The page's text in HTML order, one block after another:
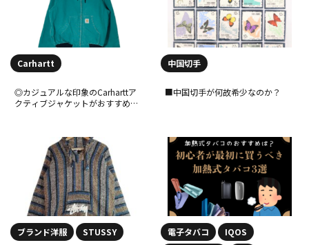
Carhartt
◎カジュアルな印象のCarharttア
クティブジャケットがおすすめ！
中国切手
■中国切手が何故希少なのか？
ブランド洋服 STUSSY 電子タバコ
IQOS